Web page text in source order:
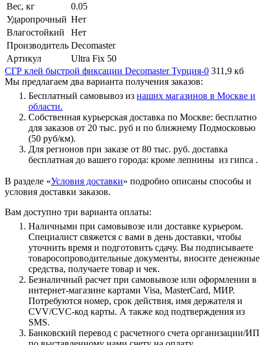
Вес, кг
0.05
Ударопрочный Нет
Влагостойкий
Нет
Производитель Decomaster
Артикул
Ultra Fix 50
СГР клей быстрой фиксации Decomaster Турция-0 311,9 кб
Мы предлагаем два варианта получения заказов:
Бесплатный самовывоз из наших магазинов в Москве и
области.
Собственная курьерская доставка по Москве: бесплатно
для заказов от 20 тыс. руб и по ближнему Подмосковью
(50 руб/км).
Для регионов при заказе от 80 тыс. руб. доставка
бесплатная до вашего города: кроме лепнины из гипса .
В разделе «Условия доставки» подробно описаны способы и
условия доставки заказов.
Вам доступно три варианта оплаты:
Наличными при самовывозе или доставке курьером.
Специалист свяжется с вами в день доставки, чтобы
уточнить время и подготовить сдачу. Вы подписываете
товаросопроводительные документы, вносите денежные
средства, получаете товар и чек.
Безналичный расчет при самовывозе или оформлении в
интернет-магазине картами Visa, MasterCard, МИР.
Потребуются номер, срок действия, имя держателя и
CVV/CVC-код карты. А также код подтверждения из
SMS.
Банковский перевод с расчетного счета организации/ИП